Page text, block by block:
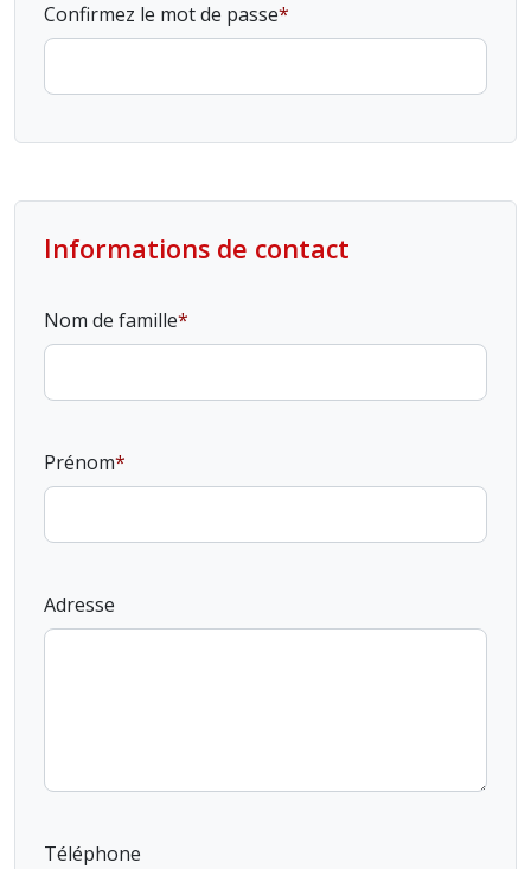
Confirmez le mot de passe
Informations de contact
Nom de famille
Prénom
Adresse
Téléphone